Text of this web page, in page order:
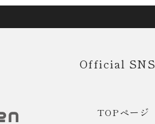
Official SNS
TOPページ